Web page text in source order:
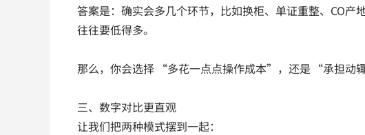
答案是：确实会多几个环节，比如换柜、单证重整、CO
往往要低得多。
那么，你会选择 “多花一点点操作成本”，还是 “承担动
三、数字对比更直观
让我们把两种模式摆到一起：